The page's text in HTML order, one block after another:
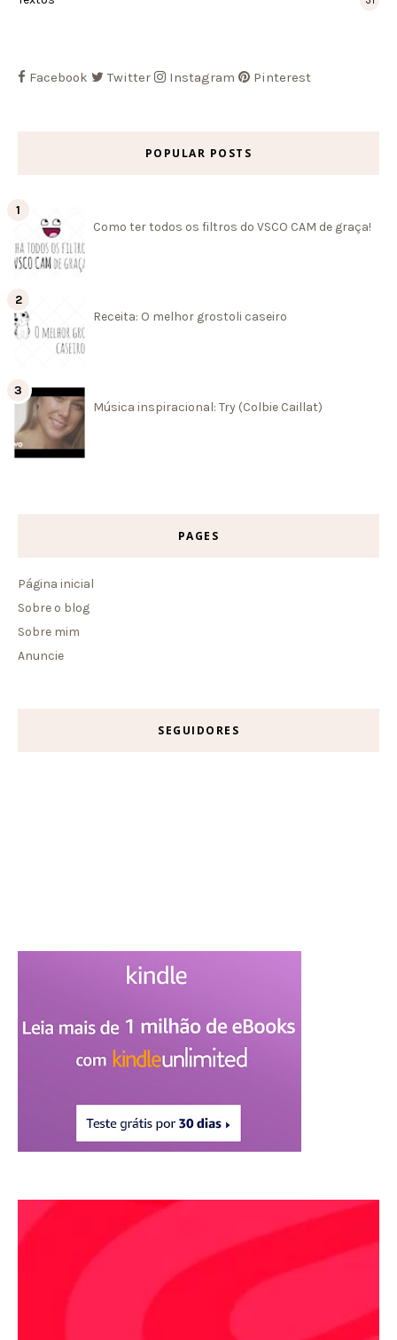
Facebook Twitter Instagram Pinterest
POPULAR POSTS
Como ter todos os filtros do VSCO CAM de graça!
Receita: O melhor grostoli caseiro
Música inspiracional: Try (Colbie Caillat)
PAGES
Página inicial
Sobre o blog
Sobre mim
Anuncie
SEGUIDORES